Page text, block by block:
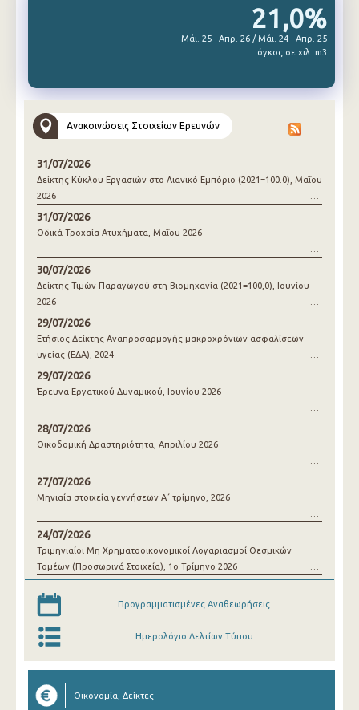
21,0%
Μάι. 25 - Απρ. 26 / Μάι. 24 - Απρ. 25
όγκος σε χιλ. m3
Ανακοινώσεις Στοιχείων Ερευνών
31/07/2026
Δείκτης Κύκλου Εργασιών στο Λιανικό Εμπόριο (2021=100.0), Μαΐου
2026
31/07/2026
Οδικά Τροχαία Ατυχήματα, Μαΐου 2026
30/07/2026
Δείκτης Τιμών Παραγωγού στη Βιομηχανία (2021=100,0), Ιουνίου
2026
29/07/2026
Ετήσιος Δείκτης Αναπροσαρμογής μακροχρόνιων ασφαλίσεων
υγείας (ΕΔΑ), 2024
29/07/2026
Έρευνα Εργατικού Δυναμικού, Ιουνίου 2026
28/07/2026
Οικοδομική Δραστηριότητα, Απριλίου 2026
27/07/2026
Μηνιαία στοιχεία γεννήσεων Α΄ τρίμηνο, 2026
24/07/2026
Τριμηνιαίοι Μη Χρηματοοικονομικοί Λογαριασμοί Θεσμικών
Τομέων (Προσωρινά Στοιχεία), 1o Τρίμηνο 2026
Προγραμματισμένες Αναθεωρήσεις
Ημερολόγιο Δελτίων Τύπου
Οικονομία, Δείκτες